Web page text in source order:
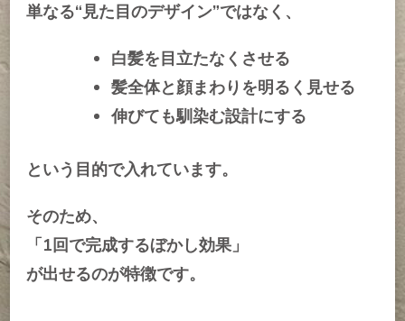
単なる“見た目のデザイン”ではなく、
白髪を目立たなくさせる
髪全体と顔まわりを明るく見せる
伸びても馴染む設計にする
という目的で入れています。
そのため、
「1回で完成するぼかし効果」
が出せるのが特徴です。